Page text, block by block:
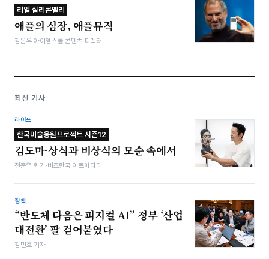
리얼 실리콘밸리
애플의 심장, 애플뮤직
김은우 아이엠스쿨 콘텐츠 디렉터
최신 기사
라이프
한국미술응원프로젝트 시즌12
김도마-상식과 비상식의 모순 속에서
전준엽 화가·비즈한국 아트에디터
정책
“반도체 다음은 피지컬 AI” 정부 ‘산업
대전환’ 팔 걷어붙였다
김민호 기자